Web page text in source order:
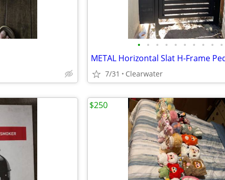
• • • • • • • • • •
7/31 Clearwater
$250